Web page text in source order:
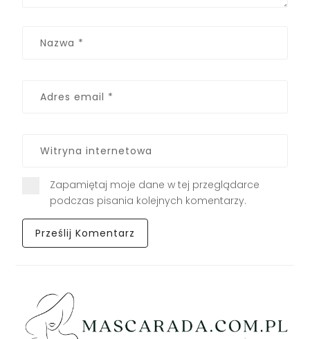
Zapamiętaj moje dane w tej przeglądarce
podczas pisania kolejnych komentarzy.